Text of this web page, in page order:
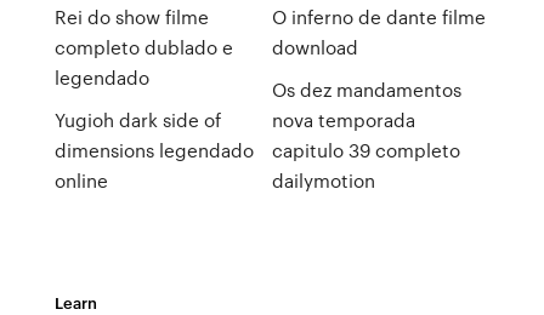
Rei do show filme
completo dublado e
legendado
Yugioh dark side of
dimensions legendado
online
O inferno de dante filme
download
Os dez mandamentos
nova temporada
capitulo 39 completo
dailymotion
Learn